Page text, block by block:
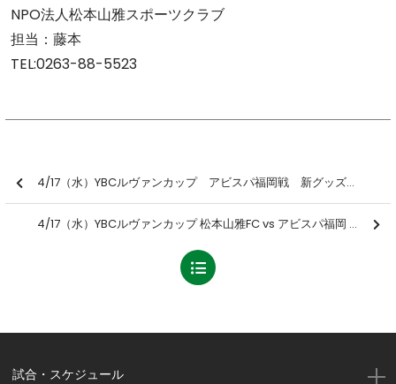
NPO法人松本山雅スポーツクラブ
担当：藤本
TEL:0263-88-5523
4/17（水）YBCルヴァンカップ アビスパ福岡戦 新グッズ販売のお知らせ
4/17（水）YBCルヴァンカップ 松本山雅FC vs アビスパ福岡 ホームゲーム情報
試合・スケジュール